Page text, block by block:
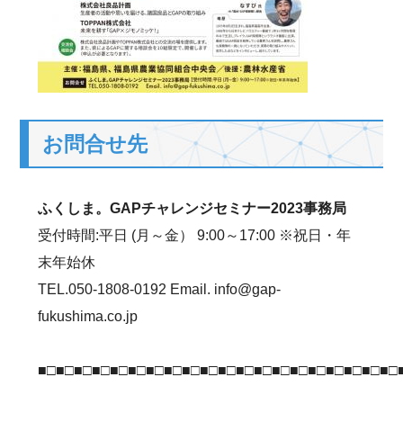
お問合せ先
ふくしま。GAPチャレンジセミナー2023事務局
受付時間:平日 (月～金） 9:00～17:00 ※祝日・年
末年始休
TEL.050-1808-0192 Email. info@gap-
fukushima.co.jp